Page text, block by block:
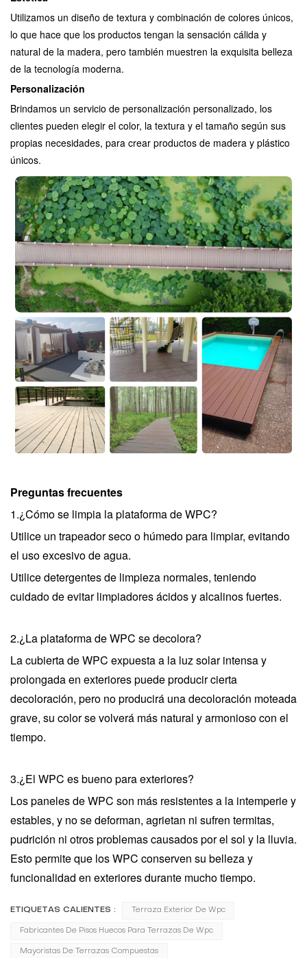
Utilizamos un diseño de textura y combinación de colores únicos,
lo que hace que los productos tengan la sensación cálida y
natural de la madera, pero también muestren la exquisita belleza
de la tecnología moderna.
Personalización
Brindamos un servicio de personalización personalizado, los
clientes pueden elegir el color, la textura y el tamaño según sus
propias necesidades, para crear productos de madera y plástico
únicos.
Preguntas frecuentes
1.¿Cómo se limpia la plataforma de WPC?
Utilice un trapeador seco o húmedo para limpiar, evitando
el uso excesivo de agua.
Utilice detergentes de limpieza normales, teniendo
cuidado de evitar limpiadores ácidos y alcalinos fuertes.
2.¿La plataforma de WPC se decolora?
La cubierta de WPC expuesta a la luz solar intensa y
prolongada en exteriores puede producir cierta
decoloración, pero no producirá una decoloración moteada
grave, su color se volverá más natural y armonioso con el
tiempo.
3.¿El WPC es bueno para exteriores?
Los paneles de WPC son más resistentes a la intemperie y
estables, y no se deforman, agrietan ni sufren termitas,
pudrición ni otros problemas causados ​​por el sol y la lluvia.
Esto permite que los WPC conserven su belleza y
funcionalidad en exteriores durante mucho tiempo.
ETIQUETAS CALIENTES : Terraza Exterior De Wpc
Fabricantes De Pisos Huecos Para Terrazas De Wpc
Mayoristas De Terrazas Compuestas